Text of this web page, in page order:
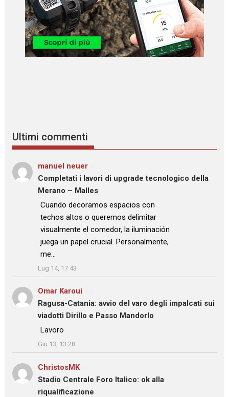
Ultimi commenti
manuel neuer
Completati i lavori di upgrade tecnologico della
Merano – Malles
: “
Cuando decoramos espacios con
techos altos o queremos delimitar
visualmente el comedor, la iluminación
juega un papel crucial. Personalmente,
me…
”
Lug 14, 17:43
Omar Karoui
Ragusa-Catania: avvio del varo degli impalcati sui
viadotti Dirillo e Passo Mandorlo
: “Lavoro
”
Giu 13, 13:28
ChristosMKsu
Stadio Centrale Foro Italico: ok alla
riqualificazione